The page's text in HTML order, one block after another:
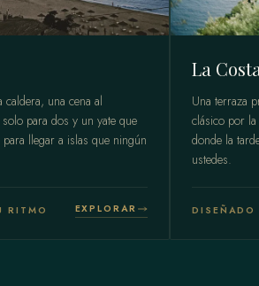
una cena al
para dos y un yate que
llegar a islas que ningún
RITMO EXPLORAR
La
Una terraza
clásico por
donde la
ustedes.